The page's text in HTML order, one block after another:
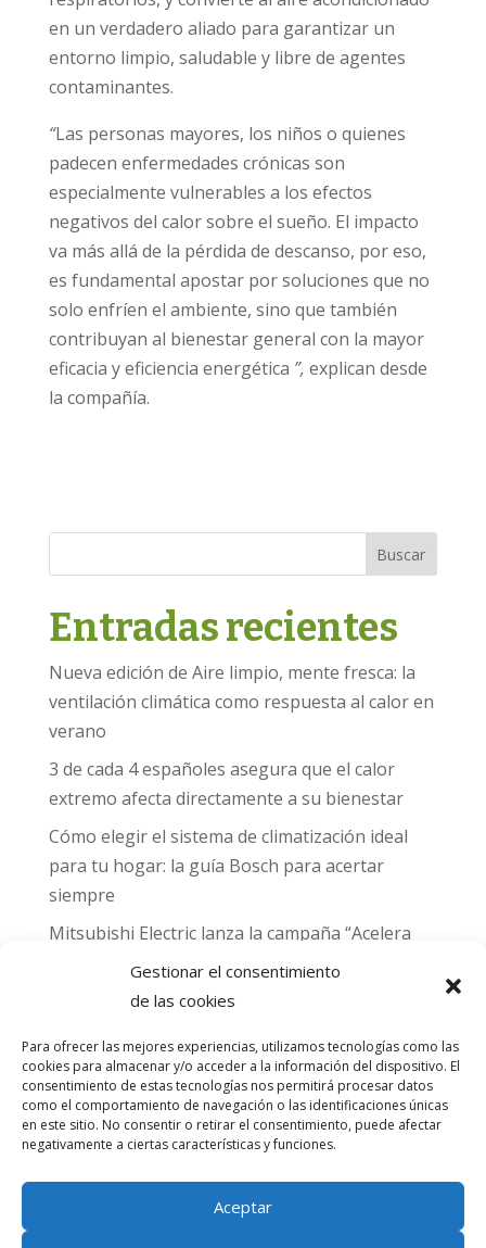
Gestionar el consentimiento
de las cookies
Para ofrecer las mejores experiencias, utilizamos tecnologías como las
cookies para almacenar y/o acceder a la información del dispositivo. El
consentimiento de estas tecnologías nos permitirá procesar datos
como el comportamiento de navegación o las identificaciones únicas
en este sitio. No consentir o retirar el consentimiento, puede afectar
negativamente a ciertas características y funciones.
Aceptar
en un verdadero aliado para garantizar un
entorno limpio, saludable y libre de agentes
contaminantes.
“Las personas mayores, los niños o quienes
padecen enfermedades crónicas son
especialmente vulnerables a los efectos
negativos del calor sobre el sueño. El impacto
va más allá de la pérdida de descanso, por eso,
es fundamental apostar por soluciones que no
solo enfríen el ambiente, sino que también
contribuyan al bienestar general con la mayor
eficacia y eficiencia energética ”, explican desde
la compañía.
Buscar
Entradas recientes
Nueva edición de Aire limpio, mente fresca: la
ventilación climática como respuesta al calor en
verano
3 de cada 4 españoles asegura que el calor
extremo afecta directamente a su bienestar
Cómo elegir el sistema de climatización ideal
para tu hogar: la guía Bosch para acertar
siempre
Mitsubishi Electric lanza la campaña “Acelera
hacia MADRID 2026” y premia con entradas
para el Gran Premio de Fórmula 1 de Madrid
sello CO₂ Nulo: confort real, salud y
descarbonización en una sola vivienda
Comentarios
recientes